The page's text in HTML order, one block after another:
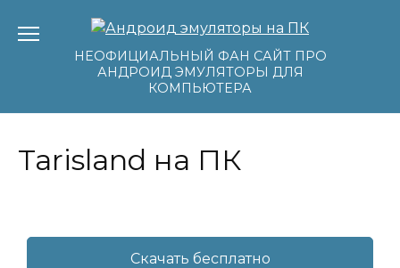
содержаниюНЕОФИЦИАЛЬНЫЙ ФАН САЙТ ПРО
АНДРОИД ЭМУЛЯТОРЫ ДЛЯ
КОМПЬЮТЕРА
Tarisland на ПК
Скачать бесплатно